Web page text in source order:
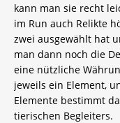
kann man sie recht
im Run auch Relikte
zwei ausgewählt hat
man dann noch die
eine nützliche
jeweils ein Element,
Elemente bestimmt
tierischen Begleiters.